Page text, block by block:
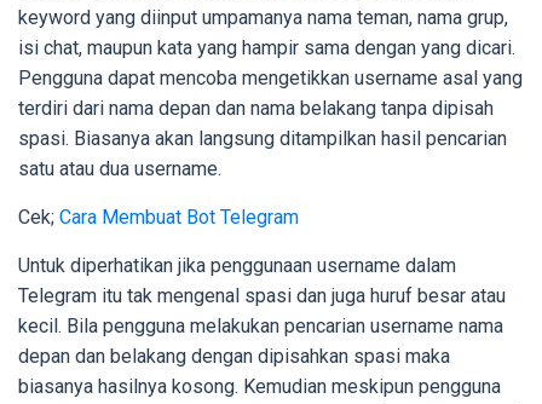
keyword yang diinput umpamanya nama teman, nama grup,
isi chat, maupun kata yang hampir sama dengan yang dicari.
Pengguna dapat mencoba mengetikkan username asal yang
terdiri dari nama depan dan nama belakang tanpa dipisah
spasi. Biasanya akan langsung ditampilkan hasil pencarian
satu atau dua username.
Cek; Cara Membuat Bot Telegram
Untuk diperhatikan jika penggunaan username dalam
Telegram itu tak mengenal spasi dan juga huruf besar atau
kecil. Bila pengguna melakukan pencarian username nama
depan dan belakang dengan dipisahkan spasi maka
biasanya hasilnya kosong. Kemudian meskipun pengguna